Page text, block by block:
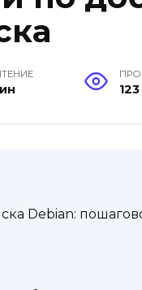
123
Debian: